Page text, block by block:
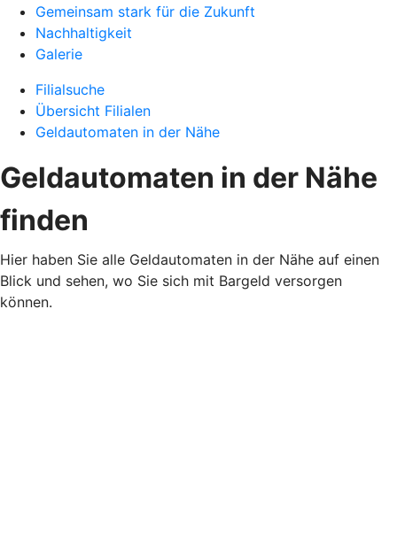
Gemeinsam stark für die Zukunft
Nachhaltigkeit
Galerie
Filialsuche
Übersicht Filialen
Geldautomaten in der Nähe
Geldautomaten in der Nähe
finden
Hier haben Sie alle Geldautomaten in der Nähe auf einen
Blick und sehen, wo Sie sich mit Bargeld versorgen
können.